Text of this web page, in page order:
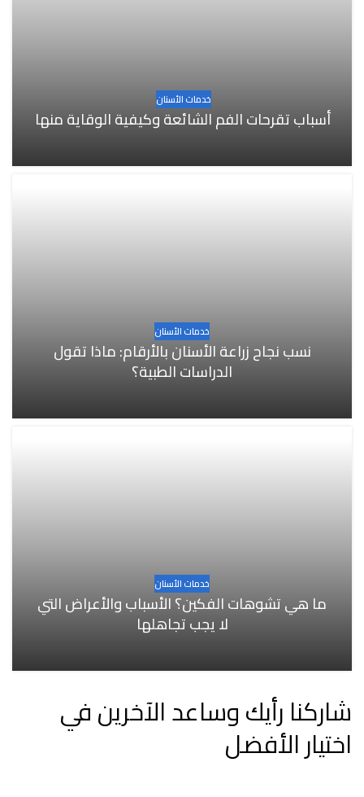
خدمات الأسنان
أسباب تقرحات الفم الشائعة وكيفية الوقاية منها
خدمات الأسنان
نسب نجاح زراعة الأسنان بالأرقام: ماذا تقول
الدراسات الطبية؟
خدمات الأسنان
ما هي تشوهات الفكين؟ الأسباب والأعراض التي
لا يجب تجاهلها
شاركنا رأيك وساعد الآخرين في
اختيار الأفضل